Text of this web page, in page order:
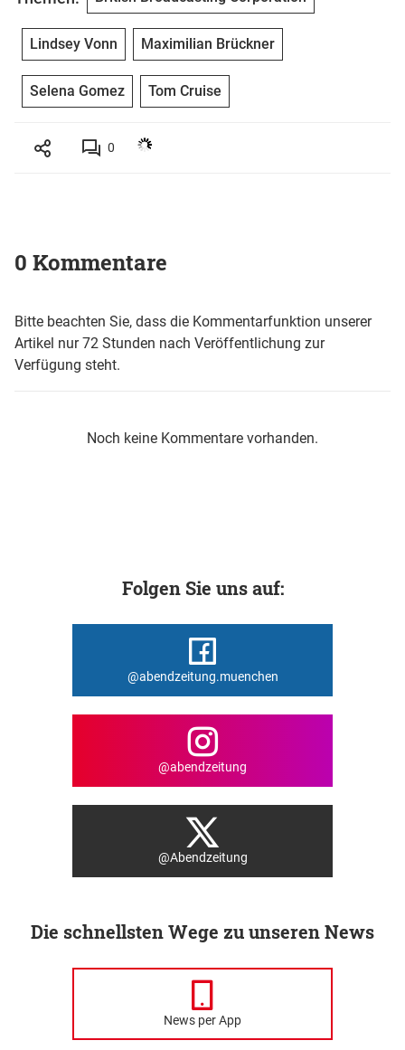
Lindsey Vonn Maximilian Brückner
Selena Gomez Tom Cruise
0
0 Kommentare
Bitte beachten Sie, dass die Kommentarfunktion unserer
Artikel nur 72 Stunden nach Veröffentlichung zur
Verfügung steht.
Noch keine Kommentare vorhanden.
Folgen Sie uns auf:
@abendzeitung.muenchen
@abendzeitung
@Abendzeitung
Die schnellsten Wege zu unseren News
News per App